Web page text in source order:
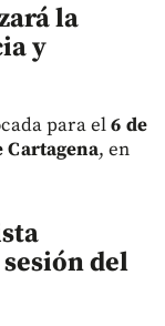
la
y
para el6 de
Cartagena, en
del